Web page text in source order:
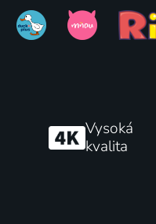
Vysoká
kvalita